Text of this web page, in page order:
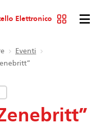
Elettronico
Eventi